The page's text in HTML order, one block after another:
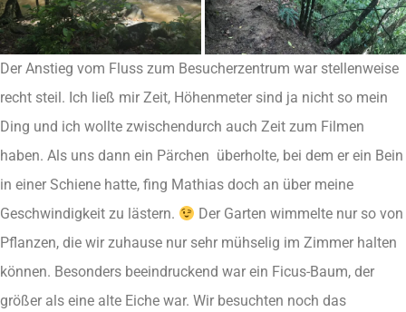
Der Anstieg vom Fluss zum Besucherzentrum war stellenweise
recht steil. Ich ließ mir Zeit, Höhenmeter sind ja nicht so mein
Ding und ich wollte zwischendurch auch Zeit zum Filmen
haben. Als uns dann ein Pärchen überholte, bei dem er ein Bein
in einer Schiene hatte, fing Mathias doch an über meine
Geschwindigkeit zu lästern.
Der Garten wimmelte nur so von
Pflanzen, die wir zuhause nur sehr mühselig im Zimmer halten
können. Besonders beeindruckend war ein Ficus-Baum, der
größer als eine alte Eiche war. Wir besuchten noch das